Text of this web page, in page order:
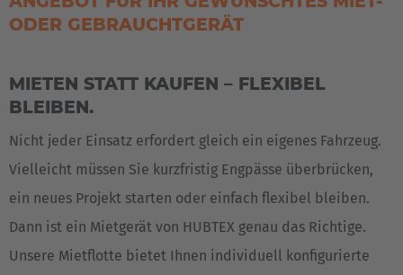
ODER GEBRAUCHTGERÄT
MIETEN STATT KAUFEN – FLEXIBEL
BLEIBEN.
Nicht jeder Einsatz erfordert gleich ein eigenes Fahrzeug.
Vielleicht müssen Sie kurzfristig Engpässe überbrücken,
ein neues Projekt starten oder einfach flexibel bleiben.
Dann ist ein Mietgerät von HUBTEX genau das Richtige.
Unsere Mietflotte bietet Ihnen individuell konfigurierte